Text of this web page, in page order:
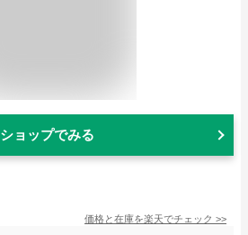
ショップでみる
価格と在庫を楽天でチェック >>